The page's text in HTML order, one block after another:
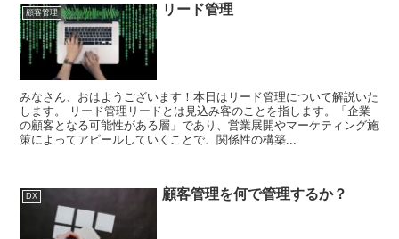
顧客管理 リード管理
みなさん、おはようございます！本日はリード管理について解説いた
します。 リード管理リードとは見込み客のことを指します。「企業
の顧客となる可能性がある層」であり、営業展開やマーケティング施
策によってアピールしていくことで、関係性の構築...
DX 顧客管理を何で管理するか？